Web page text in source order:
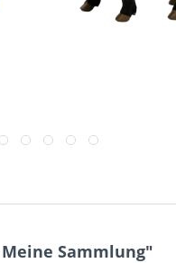
Sammlung"